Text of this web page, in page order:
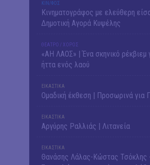
ΚΙΝ/ΦΟΣ
Κινηματογράφος με ελεύθερη
Δημοτική Αγορά Κυψέλης
ΘΕΑΤΡΟ / ΧΟΡΟΣ
«ΑΗ ΛΑΟΣ» | Ένα σκηνικό ρέκβιεμ
ήττα ενός λαού
ΕΙΚΑΣΤΙΚΑ
Ομαδική έκθεση | Προσωρινά για
ΕΙΚΑΣΤΙΚΑ
Αργύρης Ραλλιάς | Λιτανεία
ΕΙΚΑΣΤΙΚΑ
Θανάσης Λάλας-Κώστας Τσόκλης